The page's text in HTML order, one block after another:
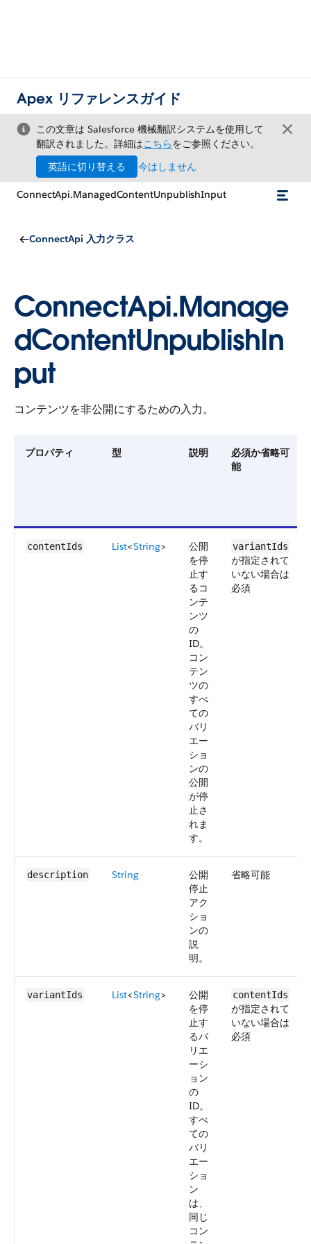
Apex リファレンスガイド
この文章は Salesforce 機械翻訳システムを使用して
翻訳されました。詳細はこちらをご参照ください。
英語に切り替える
今はしません
ConnectApi.ManagedContentUnpublishInput
ConnectApi 入力クラス
ConnectApi.Manage
dContentUnpublishIn
put
コンテンツを非公開にするための入力。
プロパティ 型 説明
必須か省略可
能
contentIds List<String>
公開
を停
止す
るコ
ンテ
ンツ
の
ID。
コン
テン
ツの
すべ
ての
バリ
エー
ショ
ンの
公開
が停
止さ
れま
す。
variantIds
が指定されて
いない場合は
必須
description String
公開
停止
アク
ショ
ンの
説
明。
省略可能
variantIds List<String>
公開
を停
止す
るバ
リエ
ーシ
ョン
の
ID。
すべ
ての
バリ
エー
ショ
ン
は、
同じ
コン
contentIds
が指定されて
いない場合は
必須